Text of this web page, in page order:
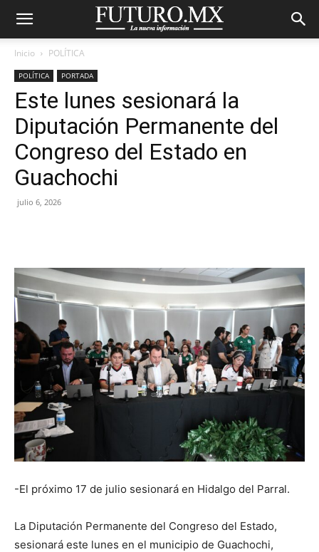
Inicio POLÍTICA
POLÍTICA PORTADA
Este lunes sesionará la
Diputación Permanente del
Congreso del Estado en
Guachochi
julio 6, 2026
-El próximo 17 de julio sesionará en Hidalgo del Parral.
La Diputación Permanente del Congreso del Estado,
sesionará este lunes en el municipio de Guachochi,